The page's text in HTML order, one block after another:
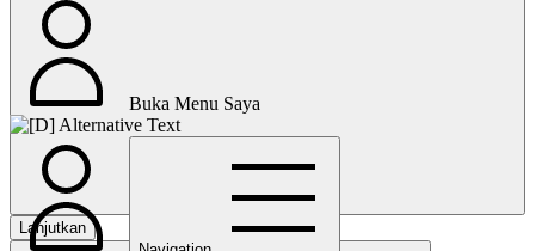
Lanjutkan
Buka Menu Saya